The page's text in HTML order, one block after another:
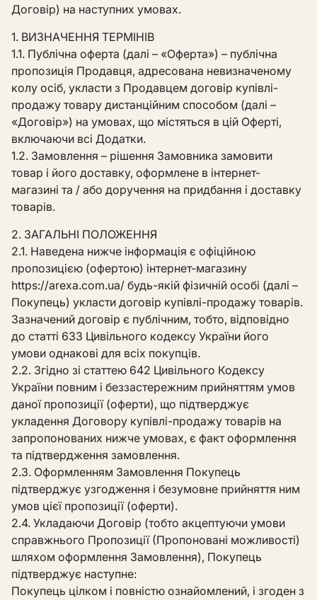
Договір) на наступних умовах.
1. ВИЗНАЧЕННЯ ТЕРМІНІВ
1.1. Публічна оферта (далі – «Оферта») – публічна
пропозиція Продавця, адресована невизначеному
колу осіб, укласти з Продавцем договір купівлі-
продажу товару дистанційним способом (далі –
«Договір») на умовах, що містяться в цій Оферті,
включаючи всі Додатки.
1.2. Замовлення – рішення Замовника замовити
товар і його доставку, оформлене в інтернет-
магазині та / або доручення на придбання і доставку
товарів.
2. ЗАГАЛЬНІ ПОЛОЖЕННЯ
2.1. Наведена нижче інформація є офіційною
пропозицією (офертою) інтернет-магазину
https://arexa.com.ua/ будь-якій фізичній особі (далі –
Покупець) укласти договір купівлі-продажу товарів.
Зазначений договір є публічним, тобто, відповідно
до статті 633 Цивільного кодексу України його
умови однакові для всіх покупців.
2.2. Згідно зі статтею 642 Цивільного Кодексу
України повним і беззастережним прийняттям умов
даної пропозиції (оферти), що підтверджує
укладення Договору купівлі-продажу товарів на
запропонованих нижче умовах, є факт оформлення
та підтвердження замовлення.
2.3. Оформленням Замовлення Покупець
підтверджує узгодження і безумовне прийняття ним
умов цієї пропозиції (оферти).
2.4. Укладаючи Договір (тобто акцептуючи умови
справжнього Пропозиції (Пропоновані можливості)
шляхом оформлення Замовлення), Покупець
підтверджує наступне:
Покупець цілком і повністю ознайомлений, і згоден з